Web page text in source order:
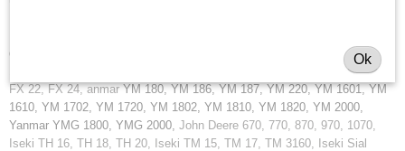
deze spanningsregelaar, voor uw Yanmar F 18, F 20, F 22, F 25, F 26, F
180, F 200, F 220, Yanmar FX 14, FX 15, FX 16, FX 17, FX 18, FX 20,
FX 22, FX 24, anmarYM 180, YM 186, YM 187, YM 220, YM 1601, YM
1610, YM 1702, YM 1720, YM 1802, YM 1810, YM 1820, YM 2000,
Yanmar YMG 1800, YMG 2000, John Deere 670, 770, 870, 970, 1070,
Iseki TH 16, TH 18, TH 20, Iseki TM 15, TM 17, TM 3160, Iseki Sial
Ok